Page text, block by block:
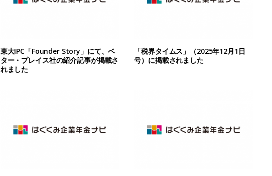
東大IPC「Founder Story」にて、ベ
ター・プレイス社の紹介記事が掲載さ
れました
「税界タイムス」（2025年12月1日
号）に掲載されました